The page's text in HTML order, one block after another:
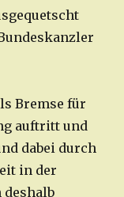
Bremse für
auftritt und
dabei durch
in der
deshalb